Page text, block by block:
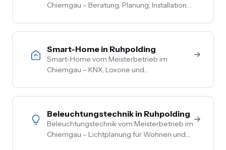
Chiemgau – Beratung, Planung, Installation
Überschussladen, Lastmanagement,
Smart-Home in Ruhpolding
Smart-Home vom Meisterbetrieb im
Chiemgau – KNX, Loxone und
Licht, Heizung, Beschattung und Sicherheit
Beleuchtungstechnik in Ruhpolding
Beleuchtungstechnik vom Meisterbetrieb im
Chiemgau – Lichtplanung für Wohnen und